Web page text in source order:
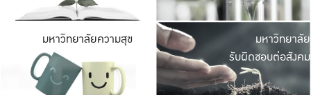
มหาวิทยาลัยความสุข มหาวิ
ค
เปิดประ
และพบเรื่องราวใ
มหาวิทยาลัย
รับผิดชอบต่อสังคม